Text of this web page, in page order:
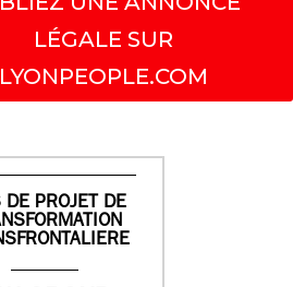
LÉGALE SUR
LYONPEOPLE.COM
DE PROJET DE